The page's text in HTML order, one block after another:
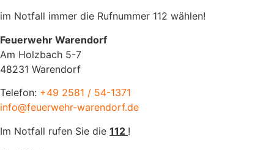
im Notfall immer die Rufnummer 112 wählen!
Feuerwehr Warendorf
Am Holzbach 5-7
48231 Warendorf
Telefon: +49 2581 / 54-1371
info@feuerwehr-warendorf.de
Im Notfall rufen Sie die 112 !